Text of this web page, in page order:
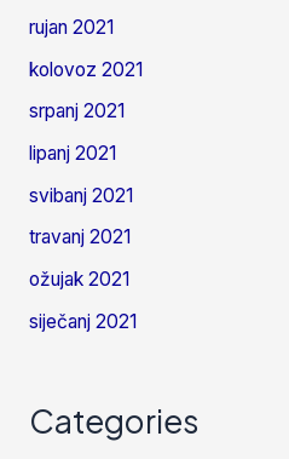
rujan 2021
kolovoz 2021
srpanj 2021
lipanj 2021
svibanj 2021
travanj 2021
ožujak 2021
siječanj 2021
Categories